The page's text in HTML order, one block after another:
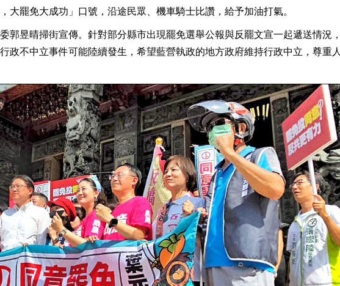
大罷免大成功」口號，沿途民眾、機車騎士比讚，給予加油打氣。
郭昱晴掃街宣傳。針對部分縣市出現罷免選舉公報與反罷文宣一起遞送情況，
政不中立事件可能陸續發生，希望藍營執政的地方政府維持行政中立，尊重人